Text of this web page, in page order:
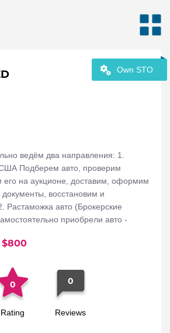
Own STO
ведём два направления: 1.
США Подберем авто, проверим
его на аукционе, доставим, оформим
восстановим и
Растаможка авто (Брокерские
приобрели авто -
а также растаможим Ваше авто в
800
0
Rating
0
Reviews